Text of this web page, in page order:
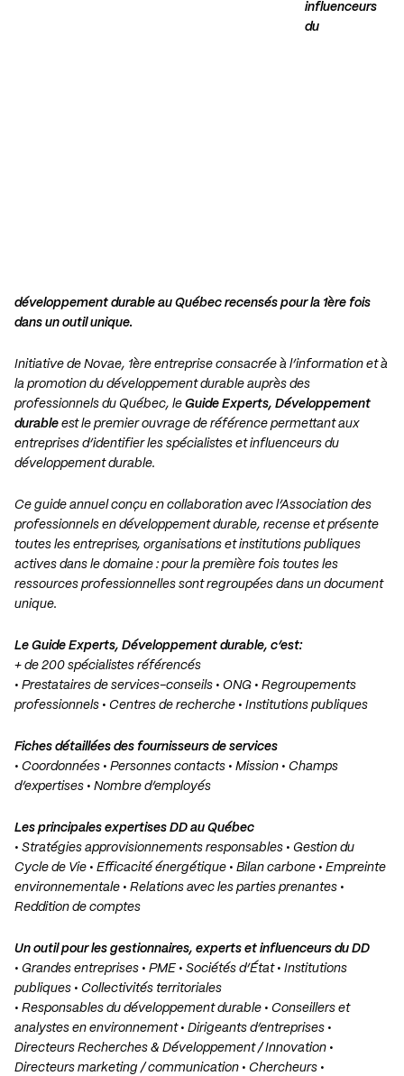
influenceurs
du
développement durable au Québec recensés pour la 1ère fois
dans un outil unique.
Initiative de Novae, 1ère entreprise consacrée à l’information et à
la promotion du développement durable auprès des
professionnels du Québec, le Guide Experts, Développement
durable est le premier ouvrage de référence permettant aux
entreprises d’identifier les spécialistes et influenceurs du
développement durable.
Ce guide annuel conçu en collaboration avec l’Association des
professionnels en développement durable, recense et présente
toutes les entreprises, organisations et institutions publiques
actives dans le domaine : pour la première fois toutes les
ressources professionnelles sont regroupées dans un document
unique.
Le Guide Experts, Développement durable, c’est:
+ de 200 spécialistes référencés
• Prestataires de services-conseils • ONG • Regroupements
professionnels • Centres de recherche • Institutions publiques
Fiches détaillées des fournisseurs de services
• Coordonnées • Personnes contacts • Mission • Champs
d’expertises • Nombre d’employés
Les principales expertises DD au Québec
• Stratégies approvisionnements responsables • Gestion du
Cycle de Vie • Efficacité énergétique • Bilan carbone • Empreinte
environnementale • Relations avec les parties prenantes •
Reddition de comptes
Un outil pour les gestionnaires, experts et influenceurs du DD
• Grandes entreprises • PME • Sociétés d’État • Institutions
publiques • Collectivités territoriales
• Responsables du développement durable • Conseillers et
analystes en environnement • Dirigeants d’entreprises •
Directeurs Recherches & Développement / Innovation •
Directeurs marketing / communication • Chercheurs •